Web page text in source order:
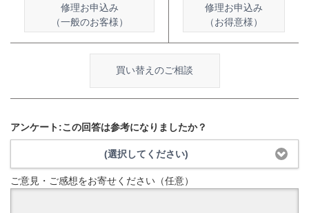
修理お申込み
（一般のお客様）
修理お申込み
（お得意様）
買い替えのご相談
アンケート:この回答は参考になりましたか？
(選択してください)
ご意見・ご感想をお寄せください（任意）